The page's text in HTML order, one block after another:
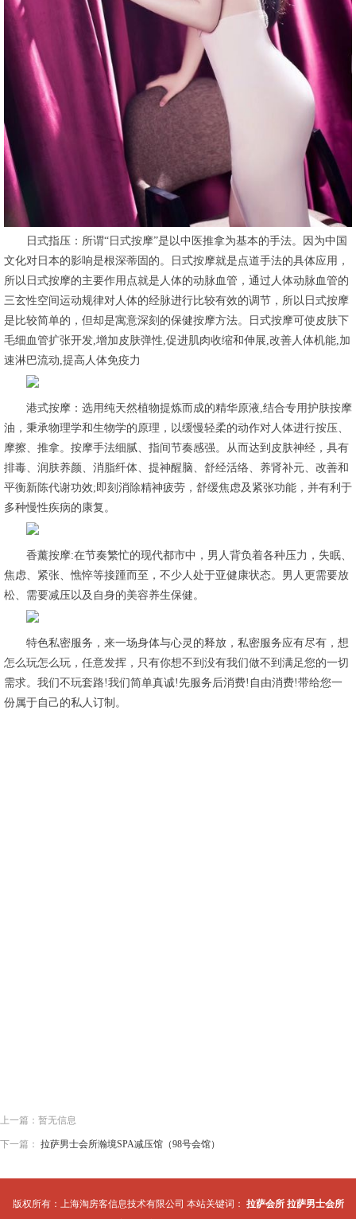
日式指压：所谓“日式按摩”是以中医推拿为基本的手法。因为中国
文化对日本的影响是根深蒂固的。日式按摩就是点道手法的具体应用，
所以日式按摩的主要作用点就是人体的动脉血管，通过人体动脉血管的
三玄性空间运动规律对人体的经脉进行比较有效的调节，所以日式按摩
是比较简单的，但却是寓意深刻的保健按摩方法。日式按摩可使皮肤下
毛细血管扩张开发,增加皮肤弹性,促进肌肉收缩和伸展,改善人体机能,加
速淋巴流动,提高人体免疫力
港式按摩：选用纯天然植物提炼而成的精华原液,结合专用护肤按摩
油，秉承物理学和生物学的原理，以缓慢轻柔的动作对人体进行按压、
摩擦、推拿。按摩手法细腻、指间节奏感强。从而达到皮肤神经，具有
排毒、润肤养颜、消脂纤体、提神醒脑、舒经活络、养肾补元、改善和
平衡新陈代谢功效;即刻消除精神疲劳，舒缓焦虑及紧张功能，并有利于
多种慢性疾病的康复。
香薰按摩:在节奏繁忙的现代都市中，男人背负着各种压力，失眠、
焦虑、紧张、憔悴等接踵而至，不少人处于亚健康状态。男人更需要放
松、需要减压以及自身的美容养生保健。
特色私密服务，来一场身体与心灵的释放，私密服务应有尽有，想
怎么玩怎么玩，任意发挥，只有你想不到没有我们做不到满足您的一切
需求。我们不玩套路!我们简单真诚!先服务后消费!自由消费!带给您一
份属于自己的私人订制。
上一篇：暂无信息
下一篇： 拉萨男士会所瀚境SPA减压馆（98号会馆）
版权所有：上海淘房客信息技术有限公司 本站关键词： 拉萨会所 拉萨男士会所